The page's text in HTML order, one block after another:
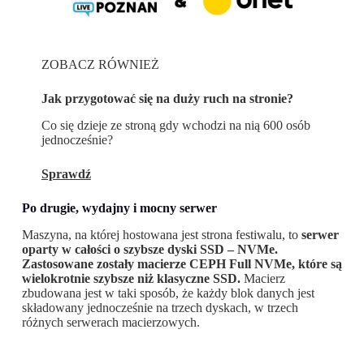
ZOBACZ RÓWNIEŻ
Jak przygotować się na duży ruch na stronie?
Co się dzieje ze stroną gdy wchodzi na nią 600 osób
jednocześnie?
Sprawdź
Po drugie, wydajny i mocny serwer
Maszyna, na której hostowana jest strona festiwalu, to serwer
oparty w całości o szybsze dyski SSD – NVMe.
Zastosowane zostały macierze CEPH Full NVMe, które są
wielokrotnie szybsze niż klasyczne SSD.Macierz
zbudowana jest w taki sposób, że każdy blok danych jest
składowany jednocześnie na trzech dyskach, w trzech
różnych serwerach macierzowych.